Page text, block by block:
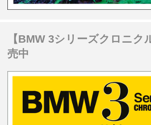
【BMW 3シリーズクロニク
売中